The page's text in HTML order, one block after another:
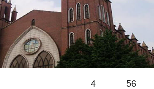
56
4